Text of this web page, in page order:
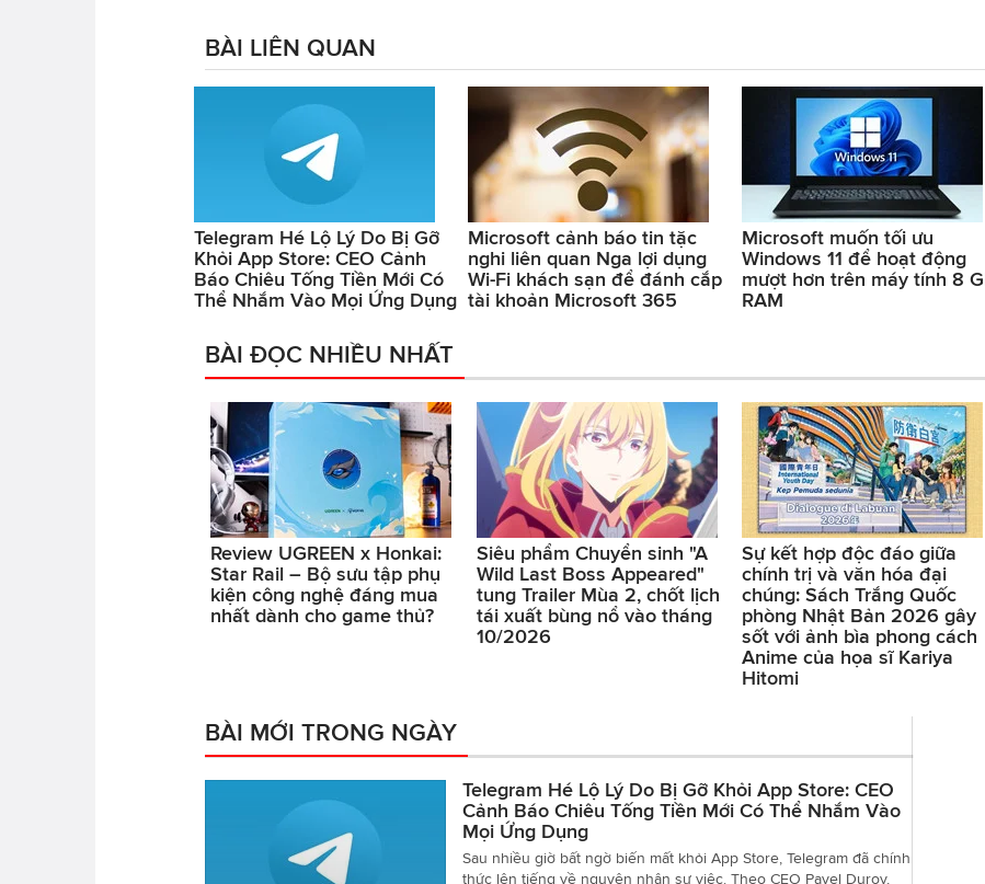
BÀI LIÊN QUAN
Telegram Hé Lộ Lý Do Bị Gỡ
Khỏi App Store: CEO Cảnh
Báo Chiêu Tống Tiền Mới Có
Thể Nhắm Vào Mọi Ứng Dụng
Microsoft cảnh báo tin tặc
nghi liên quan Nga lợi dụng
Wi-Fi khách sạn để đánh cắp
tài khoản Microsoft 365
Microsoft muốn tối ưu
Windows 11 để hoạt động
mượt hơn trên máy tính 8
RAM
BÀI ĐỌC NHIỀU NHẤT
Review UGREEN x Honkai:
Star Rail – Bộ sưu tập phụ
kiện công nghệ đáng mua
nhất dành cho game thủ?
Siêu phẩm Chuyển sinh "A
Wild Last Boss Appeared"
tung Trailer Mùa 2, chốt lịch
tái xuất bùng nổ vào tháng
10/2026
Sự kết hợp độc đáo giữa
chính trị và văn hóa đại
chúng: Sách Trắng Quốc
phòng Nhật Bản 2026 gây
sốt với ảnh bìa phong cách
Anime của họa sĩ Kariya
Hitomi
BÀI MỚI TRONG NGÀY
Telegram Hé Lộ Lý Do Bị Gỡ Khỏi App Store: CEO
Cảnh Báo Chiêu Tống Tiền Mới Có Thể Nhắm Vào
Mọi Ứng Dụng
Sau nhiều giờ bất ngờ biến mất khỏi App Store, Telegram đã chính
thức lên tiếng về nguyên nhân sự việc. Theo CEO Pavel Durov,